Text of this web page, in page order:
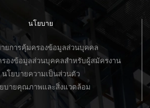
นโยบาย
ยการคุ้มครองข้อมูลส่วนบุคคล
องข้อมูลส่วนบุคคลสำหรับผู้สมัครงาน
นโยบายความเป็นส่วนตัว
บายคุณภาพและสิ่งแวดล้อม